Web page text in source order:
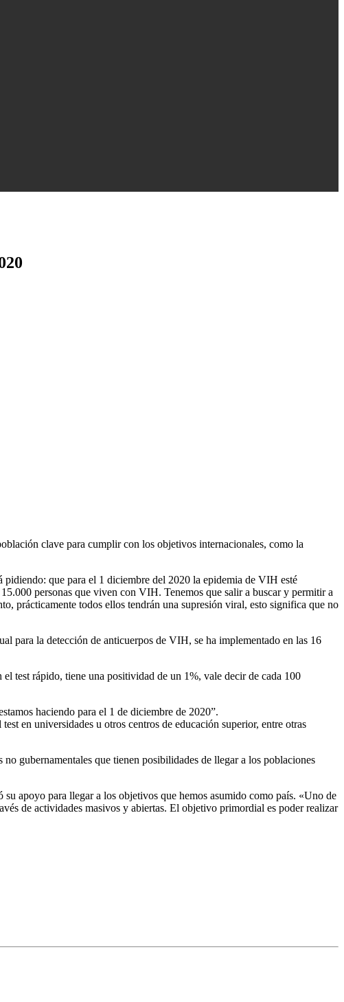
clave para cumplir con los objetivos internacionales, como la
que para el 1 diciembre del 2020 la epidemia de VIH esté
personas que viven con VIH. Tenemos que salir a buscar y permitir a
prácticamente todos ellos tendrán una supresión viral, esto significa que no
para la detección de anticuerpos de VIH, se ha implementado en las 16
test rápido, tiene una positividad de un 1%, vale decir de cada 100
haciendo para el 1 de diciembre de 2020”.
en universidades u otros centros de educación superior, entre otras
gubernamentales que tienen posibilidades de llegar a los poblaciones
apoyo para llegar a los objetivos que hemos asumido como país. «Uno de
de actividades masivos y abiertas. El objetivo primordial es poder realizar